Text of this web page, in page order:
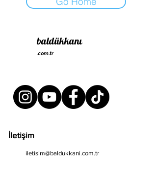
baldükkanı
.com.tr
İletişim
iletisim@baldukkani.com.tr